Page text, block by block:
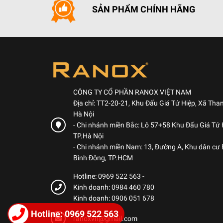
SẢN PHẨM CHÍNH HÃNG
CÔNG TY CỔ PHẦN RANOX VIỆT NAM
Địa chỉ: TT2-20-21, Khu Đấu Giá Tứ Hiệp, Xã
Hà Nội
- Chi nhánh miền Bắc: Lô 57+58 Khu Đấu Giá Tứ
TP.Hà Nội
- Chi nhánh miền Nam: 13, Đường A, Khu dân cư
Bình Đông, TP.HCM
Hotline: 0969 522 563 -
Kinh doanh: 0984 460 780
Kinh doanh: 0906 051 678
ranoxvn@gmail.com
Hotline: 0969 522 563